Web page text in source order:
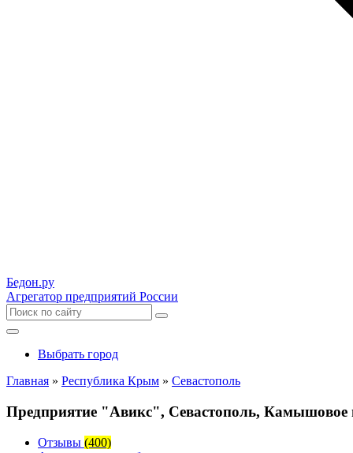
Бедон.ру
Агрегатор предприятий России
Выбрать город
Главная » Республика Крым » Севастополь
Предприятие "Авикс", Севастополь, Камышовое
Отзывы (400)